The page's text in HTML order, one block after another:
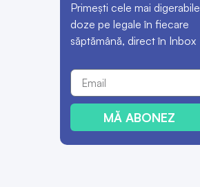
Primești cele mai digerabile
doze pe legale în fiecare
săptămână, direct în Inbox
MĂ ABONEZ